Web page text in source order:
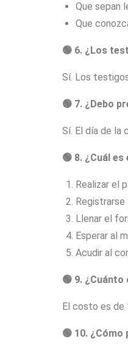
Que sepan
Que
🟢 6. ¿Los
Sí. Los
🟢 7. ¿Debo
Sí. El día de la
🟢 8. ¿Cuál
Realizar el
Registrarse
Llenar el
Esperar al
Acudir al
🟢 9.
El costo es de
🟢 10. ¿Cómo